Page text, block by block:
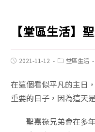
【堂區生活】
2021-11-12 堂區生活
在這個看似平凡的主日
重要的日子，因為這天
聖嘉祿兄弟會在多年